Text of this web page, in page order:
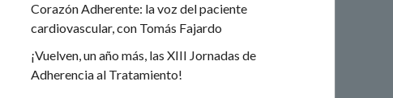
Corazón Adherente: la voz del paciente
cardiovascular, con Tomás Fajardo
¡Vuelven, un año más, las XIII Jornadas de
Adherencia al Tratamiento!